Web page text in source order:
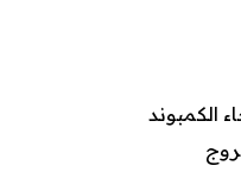
الكمبوند